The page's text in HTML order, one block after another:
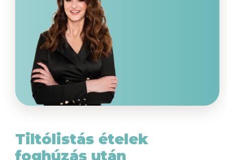
Tiltólistás ételek
foghúzás után